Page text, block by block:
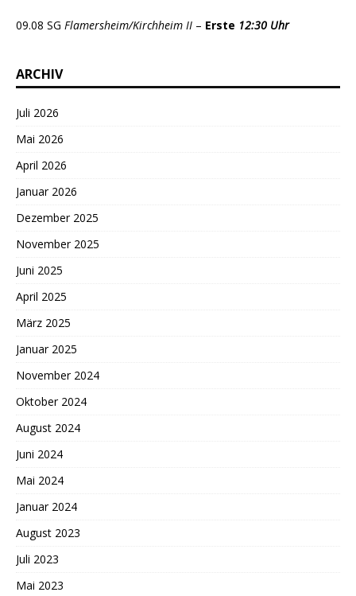
09.08 SG Flamersheim/Kirchheim II – Erste 12:30 Uhr
ARCHIV
Juli 2026
Mai 2026
April 2026
Januar 2026
Dezember 2025
November 2025
Juni 2025
April 2025
März 2025
Januar 2025
November 2024
Oktober 2024
August 2024
Juni 2024
Mai 2024
Januar 2024
August 2023
Juli 2023
Mai 2023